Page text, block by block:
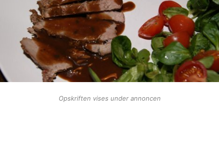
Opskriften vises under annoncen